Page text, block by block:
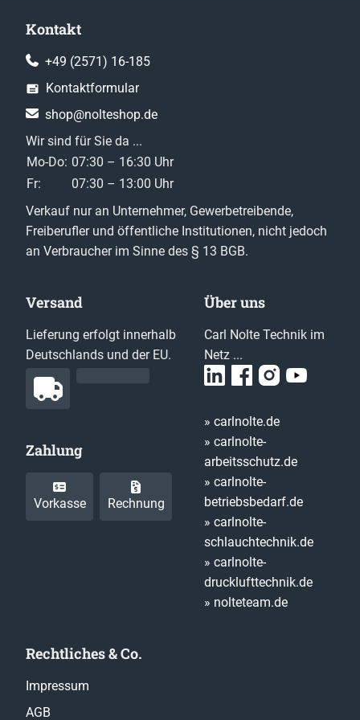
Kontakt
+49 (2571) 16-185
Kontaktformular
shop@nolteshop.de
Wir sind für Sie da ...
Mo-Do: 07:30 – 16:30 Uhr
Fr:
07:30 – 13:00 Uhr
Verkauf nur an Unternehmer, Gewerbetreibende,
Freiberufler und öffentliche Institutionen, nicht jedoch
an Verbraucher im Sinne des § 13 BGB.
Versand
Lieferung erfolgt innerhalb
Deutschlands und der EU.
Zahlung
Vorkasse Rechnung
Über uns
Carl Nolte Technik im
Netz ...
» carlnolte.de
» carlnolte-
arbeitsschutz.de
» carlnolte-
betriebsbedarf.de
» carlnolte-
schlauchtechnik.de
» carlnolte-
drucklufttechnik.de
» nolteteam.de
Rechtliches & Co.
Impressum
AGB